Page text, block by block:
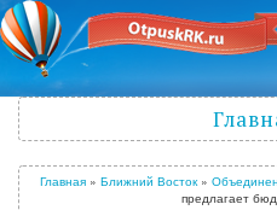
Полезный журнал
Главная» Ближний Восток»
предлагает